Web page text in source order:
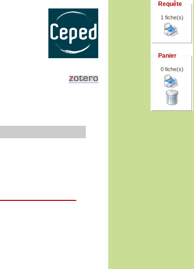
Requête
1 fiche(s)
Panier
0fiche(s)